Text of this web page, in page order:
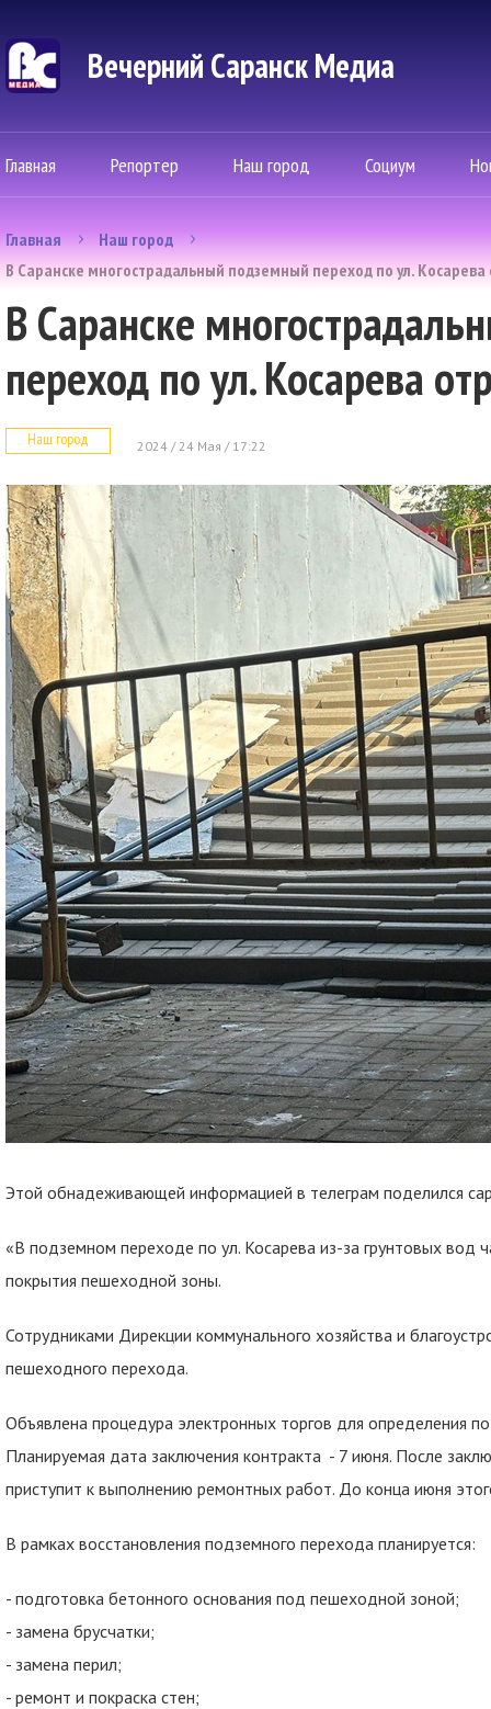
Вечерний Саранск Mедиа
Главная Репортер Наш город Социум
Главная
Наш город
В Саранске многострадальный подземный переход по ул.
В Саранске
переход по ул. Косарева
Наш город 2024 / 24 Мая / 17:22
Этой обнадеживающей информацией в телеграм поделился
«В подземном переходе по ул. Косарева из-за грунтовых вод
покрытия пешеходной зоны.
Сотрудниками Дирекции коммунального хозяйства и
пешеходного перехода.
Объявлена процедура электронных торгов для определения
Планируемая дата заключения контракта - 7 июня. После
приступит к выполнению ремонтных работ. До конца июня
В рамках восстановления подземного перехода планируется:
- подготовка бетонного основания под пешеходной зоной;
- замена брусчатки;
- замена перил;
- ремонт и покраска стен;